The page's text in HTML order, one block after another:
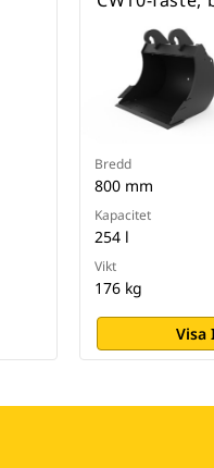
Bredd
800 mm
Kapacitet
254 l
Vikt
176 kg
Visa